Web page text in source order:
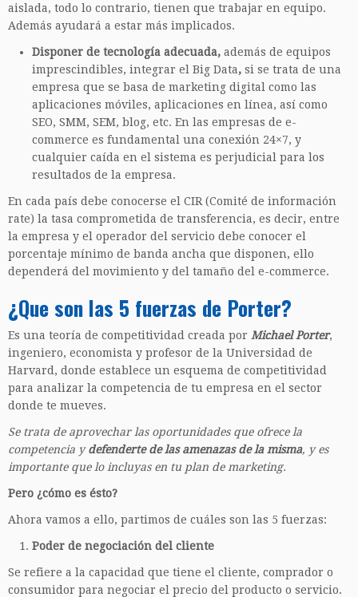
aislada, todo lo contrario, tienen que trabajar en equipo.
Además ayudará a estar más implicados.
Disponer de tecnología adecuada, además de equipos
imprescindibles, integrar el Big Data, si se trata de una
empresa que se basa de marketing digital como las
aplicaciones móviles, aplicaciones en línea, así como
SEO, SMM, SEM, blog, etc. En las empresas de e-
commerce es fundamental una conexión 24×7, y
cualquier caída en el sistema es perjudicial para los
resultados de la empresa.
En cada país debe conocerse el CIR (Comité de información
rate) la tasa comprometida de transferencia, es decir, entre
la empresa y el operador del servicio debe conocer el
porcentaje mínimo de banda ancha que disponen, ello
dependerá del movimiento y del tamaño del e-commerce.
¿Que son las 5 fuerzas de Porter?
Es una teoría de competitividad creada por Michael Porter,
ingeniero, economista y profesor de la Universidad de
Harvard, donde establece un esquema de competitividad
para analizar la competencia de tu empresa en el sector
donde te mueves.
Se trata de aprovechar las oportunidades que ofrece la
competencia ydefenderte de las amenazas de la misma, y es
importante que lo incluyas en tu plan de marketing.
Pero ¿cómo es ésto?
Ahora vamos a ello, partimos de cuáles son las 5 fuerzas:
Poder de negociación del cliente
Se refiere a la capacidad que tiene el cliente, comprador o
consumidor para negociar el precio del producto o servicio.